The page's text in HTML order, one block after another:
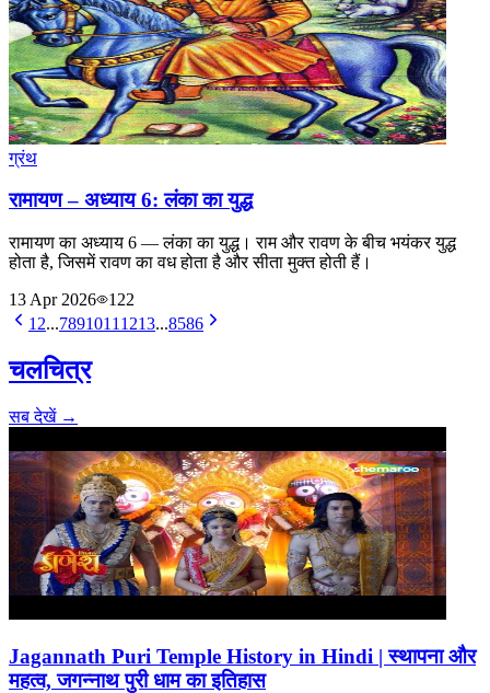
ग्रंथ
रामायण – अध्याय 6: लंका का युद्ध
रामायण का अध्याय 6 — लंका का युद्ध। राम और रावण के बीच भयंकर युद्ध
होता है, जिसमें रावण का वध होता है और सीता मुक्त होती हैं।
13 Apr 2026
122
1 2...7891011 1213...8586
चलचित्र
सब देखें →
Jagannath Puri Temple History in Hindi | स्थापना और
महत्व, जगन्नाथ पुरी धाम का इतिहास